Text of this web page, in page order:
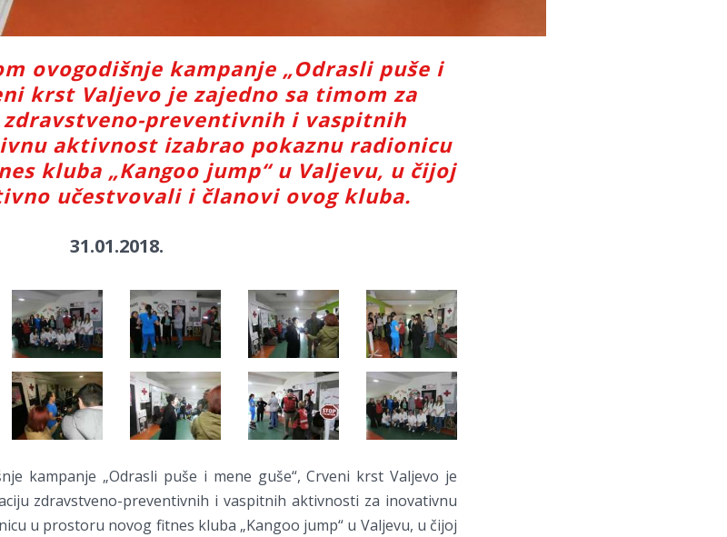
ovogodišnje kampanje „Odrasli puše i
krst Valjevo je zajedno sa timom za
preventivnih i vaspitnih
aktivnost izabrao pokaznu radionicu
kluba „Kangoo jump“ u Valjevu, u čijoj
učestvovali i članovi ovog kluba.
31.01.2018.
kampanje „Odrasli puše i mene guše“, Crveni krst Valjevo je
zdravstveno-preventivnih i vaspitnih aktivnosti za inovativnu
u prostoru novog fitnes kluba „Kangoo jump“ u Valjevu, u čijoj